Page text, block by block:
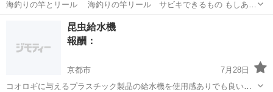
海釣りの竿とリール 海釣りの竿リール サビキできるもの もしあれ
ば購入させて下さい
向日市 東向日駅
昆虫給水機
報酬：
京都市
7月28日
コオロギに与えるプラスチック製品の給水機を使用感ありでも良いの